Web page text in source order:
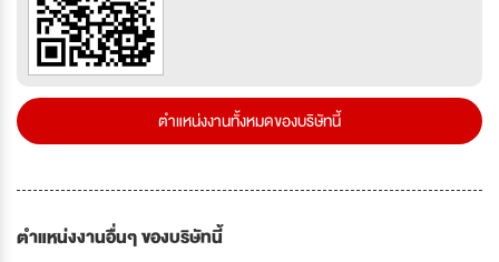
ตำแหน่งงานทั้งหมดของบริษัทนี้
ตำแหน่งงานอื่นๆ ของบริษัทนี้